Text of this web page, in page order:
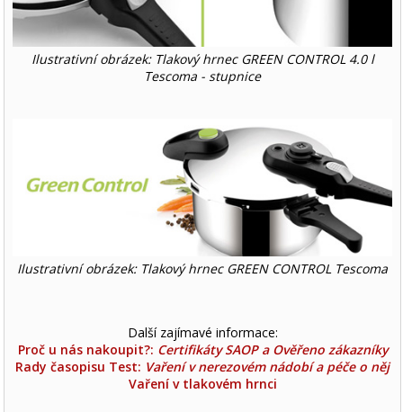
Ilustrativní obrázek: Tlakový hrnec GREEN CONTROL 4.0 l
Tescoma - stupnice
Ilustrativní obrázek: Tlakový hrnec GREEN CONTROL Tescoma
Další zajímavé informace:
Proč u nás nakoupit?: Certifikáty SAOP a Ověřeno zákazníky
Rady časopisu Test: Vaření v nerezovém nádobí a péče o něj
Vaření v tlakovém hrnci